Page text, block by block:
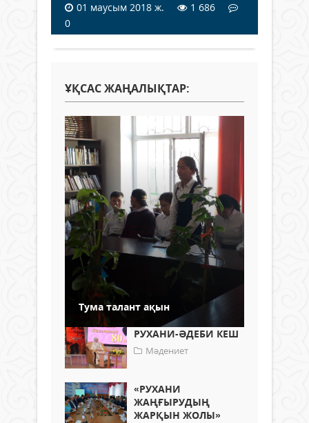
01 маусым 2018 ж.
1 686
0
ҰҚСАС ЖАҢАЛЫҚТАР:
Тума талант ақын
РУХАНИ-ӘДЕБИ КЕШ
Мәдениет
«РУХАНИ
ЖАҢҒЫРУДЫҢ
ЖАРҚЫН ЖОЛЫ»